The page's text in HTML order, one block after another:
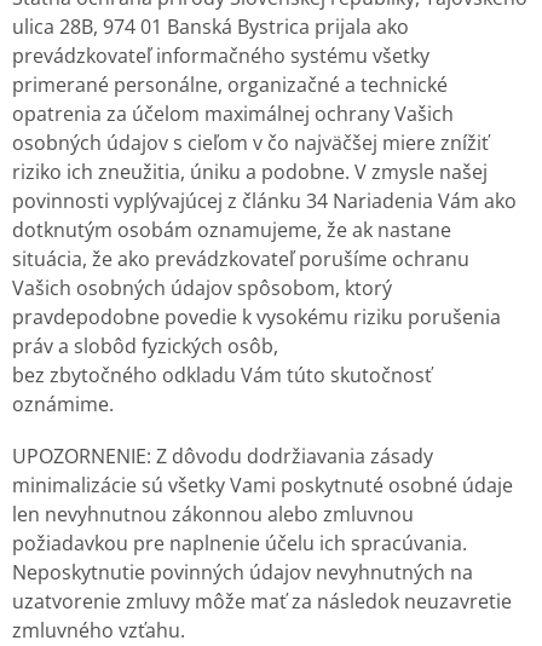
ulica 28B, 974 01 Banská Bystrica prijala ako
prevádzkovateľ informačného systému všetky
primerané personálne, organizačné a technické
opatrenia za účelom maximálnej ochrany Vašich
osobných údajov s cieľom v čo najväčšej miere znížiť
riziko ich zneužitia, úniku a podobne. V zmysle našej
povinnosti vyplývajúcej z článku 34 Nariadenia Vám ako
dotknutým osobám oznamujeme, že ak nastane
situácia, že ako prevádzkovateľ porušíme ochranu
Vašich osobných údajov spôsobom, ktorý
pravdepodobne povedie k vysokému riziku porušenia
práv a slobôd fyzických osôb,
bez zbytočného odkladu Vám túto skutočnosť
oznámime.
UPOZORNENIE: Z dôvodu dodržiavania zásady
minimalizácie sú všetky Vami poskytnuté osobné údaje
len nevyhnutnou zákonnou alebo zmluvnou
požiadavkou pre naplnenie účelu ich spracúvania.
Neposkytnutie povinných údajov nevyhnutných na
uzatvorenie zmluvy môže mať za následok neuzavretie
zmluvného vzťahu.